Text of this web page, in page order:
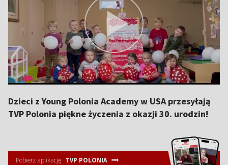
Dzieci z Young Polonia Academy w USA przesyłają
TVP Polonia piękne życzenia z okazji 30. urodzin!
Pobierz aplikację TVP POLONIA